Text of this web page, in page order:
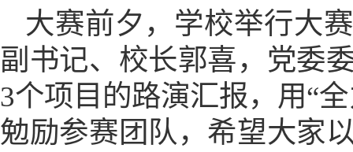
大赛前夕 ，学校举行大
副书记、校长郭喜，党委
3个项目的路演汇报，用“
勉励参赛团队，希望大家